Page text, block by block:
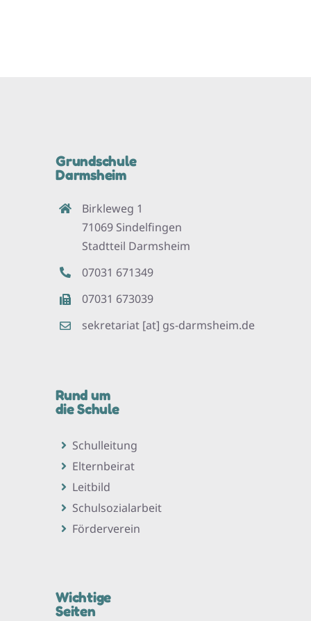
Grundschule
Darmsheim
Birkleweg 1
71069 Sindelfingen
Stadtteil Darmsheim
07031 671349
07031 673039
sekretariat [at] gs-darmsheim.de
Rund um
die Schule
Schulleitung
Elternbeirat
Leitbild
Schulsozialarbeit
Förderverein
Wichtige
Seiten